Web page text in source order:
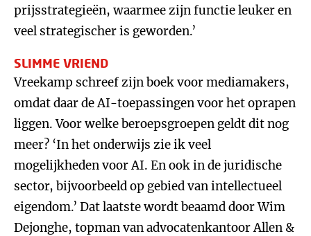
prijsstrategieën, waarmee zijn functie leuker en
veel strategischer is geworden.’
SLIMME VRIEND
Vreekamp schreef zijn boek voor mediamakers,
omdat daar de AI-toepassingen voor het oprapen
liggen. Voor welke beroepsgroepen geldt dit nog
meer? ‘In het onderwijs zie ik veel
mogelijkheden voor AI. En ook in de juridische
sector, bijvoorbeeld op gebied van intellectueel
eigendom.’ Dat laatste wordt beaamd door Wim
Dejonghe, topman van advocatenkantoor Allen &